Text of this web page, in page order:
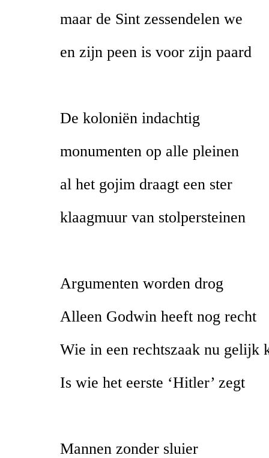
maar de Sint zessendelen we
en zijn peen is voor zijn paard
De koloniën indachtig
monumenten op alle pleinen
al het gojim draagt een ster
klaagmuur van stolpersteinen
Argumenten worden drog
Alleen Godwin heeft nog recht
Wie in een rechtszaak nu gelijk
Is wie het eerste ‘Hitler’ zegt
Mannen zonder sluier